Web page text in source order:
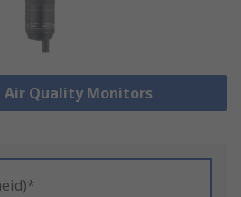
Air Quality Monitors